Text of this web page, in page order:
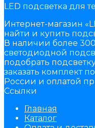
LED подсветка для
Интернет-магазин
найти и купить
В наличии более
светодиодной
подобрать
заказать комплект
России и оплатой
Ссылки
Главная
Каталог